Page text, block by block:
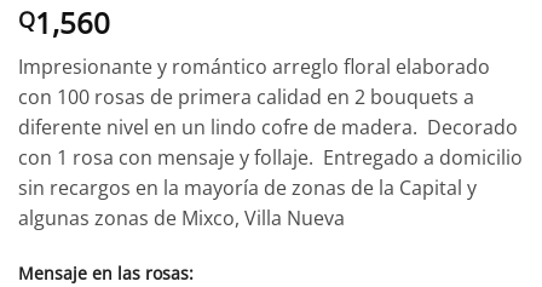
Q1,560
Impresionante y romántico arreglo floral elaborado
con 100 rosas de primera calidad en 2 bouquets a
diferente nivel en un lindo cofre de madera. Decorado
con 1 rosa con mensaje y follaje. Entregado a domicilio
sin recargos en la mayoría de zonas de la Capital y
algunas zonas de Mixco, Villa Nueva
Mensaje en las rosas: